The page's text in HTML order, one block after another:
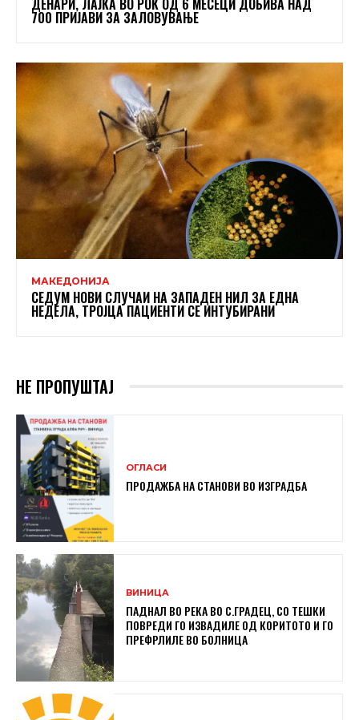
ДЕНАРИ, ЛАЈКА ВО РОК ОД 6 МЕСЕЦИ ДОБИВА НАД
700 ПРИЈАВИ ЗА ЗАЛОВУВАЊЕ
МАКЕДОНИЈА
СЕДУМ НОВИ СЛУЧАИ НА ЗАПАДЕН НИЛ ЗА ЕДНА
НЕДЕЛА, ТРОЈЦА ПАЦИЕНТИ СЕ ИНТУБИРАНИ
НЕ ПРОПУШТАЈ
ОГЛАСИ
ПРОДАЖБА НА СТАНОВИ ВО ИЗГРАДБА
ВИНИЦА
ПАДНАЛ ВО РЕКА ВО С.ГРАДЕЦ, СО ТЕШКИ
ПОВРЕДИ ГО ИЗВАДИЛЕ ОД КОРИТОТО И ГО
ПРЕФРЛИЛЕ ВО БОЛНИЦА